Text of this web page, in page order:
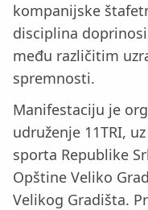
kompanijske
disciplina
među različitim
spremnosti.
Manifestaciju je
udruženje 11TRI,
sporta Republike
Opštine Veliko
Velikog Gradišta.